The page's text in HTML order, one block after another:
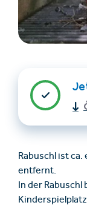
+43/
Rabuschl ist
entfernt.
In der